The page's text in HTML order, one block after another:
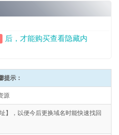
后，才能购买查看隐藏内
提示：
源
】，以便今后更换域名时能快速找回